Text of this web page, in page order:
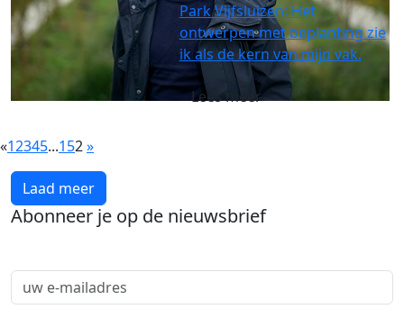
Park Vijfsluizen: Het
ontwerpen met beplanting zie
ik als de kern van mijn vak.
Lees meer
«12345...152»
Laad meer
Abonneer je op de nieuwsbrief